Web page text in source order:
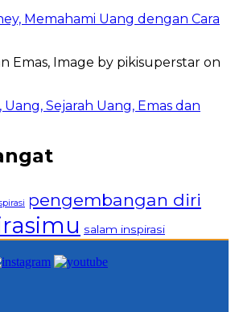
Memahami Uang dengan Cara
Sejarah Uang, Emas dan
pengembangan diri
salam inspirasi